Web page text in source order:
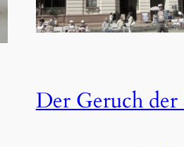
Der Geruch der